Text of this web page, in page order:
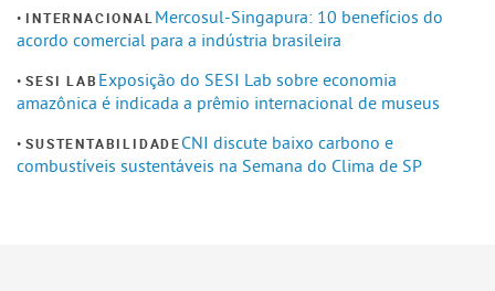
INTERNACIONAL Mercosul-Singapura: 10 benefícios do
acordo comercial para a indústria brasileira
SESI LAB Exposição do SESI Lab sobre economia
amazônica é indicada a prêmio internacional de museus
SUSTENTABILIDADECNI discute baixo carbono e
combustíveis sustentáveis na Semana do Clima de SP